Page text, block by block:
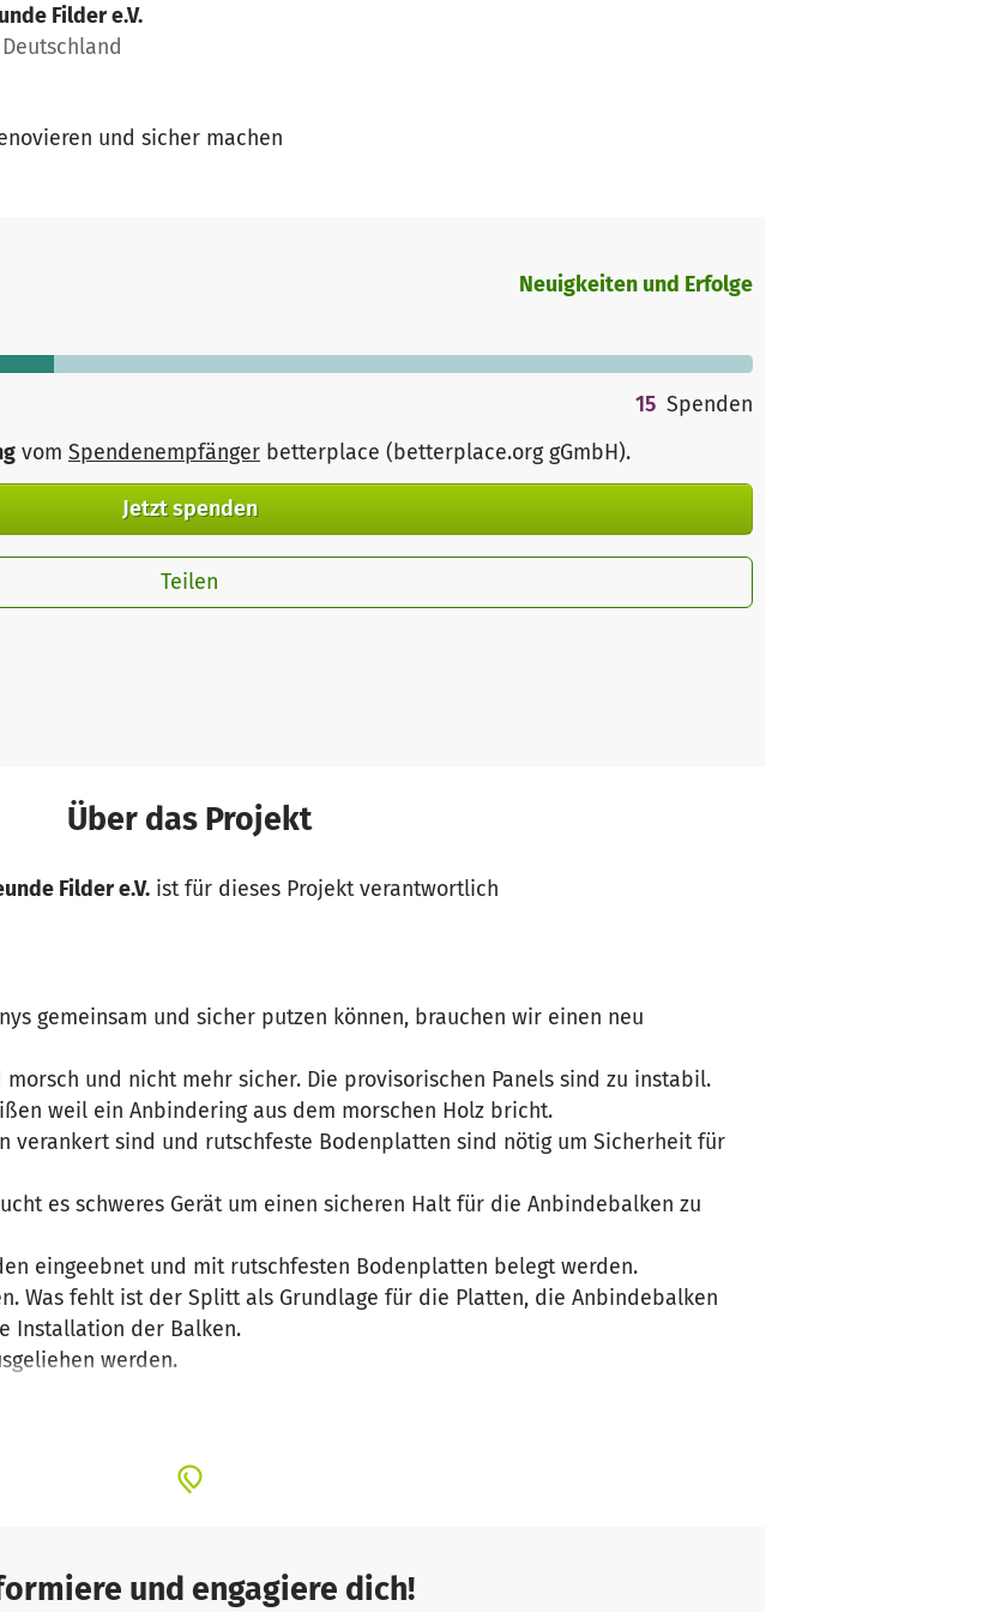
Filder e.V.
und sicher machen
Neuigkeiten und Erfolge
15 Spenden
vom Spendenempfänger betterplace (betterplace.org gGmbH).
Jetzt spenden
Teilen
Über das Projekt
Filder e.V.ist für dieses Projekt verantwortlich
gemeinsam und sicher putzen können, brauchen wir einen neu
und nicht mehr sicher. Die provisorischen Panels sind zu instabil.
weil ein Anbindering aus dem morschen Holz bricht.
verankert sind und rutschfeste Bodenplatten sind nötig um Sicherheit für
es schweres Gerät um einen sicheren Halt für die Anbindebalken zu
eingeebnet und mit rutschfesten Bodenplatten belegt werden.
Was fehlt ist der Splitt als Grundlage für die Platten, die Anbindebalken
Installation der Balken.
werden.
und engagiere dich!